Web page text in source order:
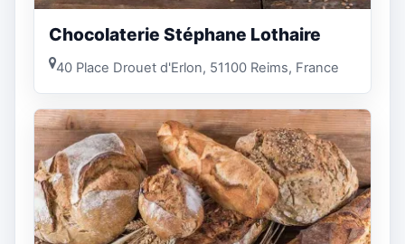
Chocolaterie Stéphane Lothaire
40 Place Drouet d'Erlon, 51100 Reims, France